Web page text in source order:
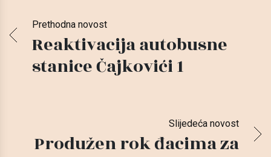
Prethodna novost
Reaktivacija autobusne
stanice Čajkovići 1
Slijedeća novost
Produžen rok đacima za